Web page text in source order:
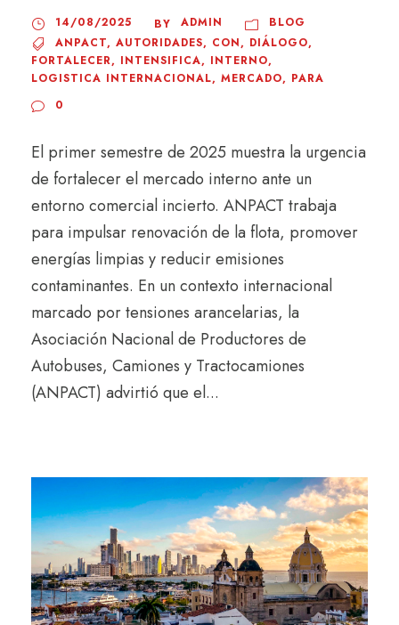
14/08/2025 BY ADMIN
BLOG
ANPACT, AUTORIDADES, CON, DIÁLOGO,
FORTALECER, INTENSIFICA, INTERNO,
LOGISTICA INTERNACIONAL, MERCADO, PARA
0
El primer semestre de 2025 muestra la urgencia
de fortalecer el mercado interno ante un
entorno comercial incierto. ANPACT trabaja
para impulsar renovación de la flota, promover
energías limpias y reducir emisiones
contaminantes. En un contexto internacional
marcado por tensiones arancelarias, la
Asociación Nacional de Productores de
Autobuses, Camiones y Tractocamiones
(ANPACT) advirtió que el...